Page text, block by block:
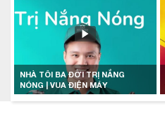
NHÀ TÔI BA ĐỜI TRỊ NẮNG
NÓNG | VUA ĐIỆN MÁY